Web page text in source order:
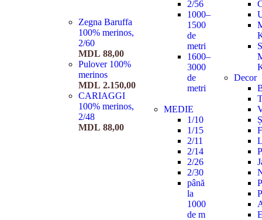
Zegna Baruffa
100% merinos,
2/60
MDL 88,00
Pulover 100%
merinos
MDL 2.150,00
CARIAGGI
100% merinos,
2/48
MDL 88,00
2/56
1000–
1500
de
metri
1600–
3000
de
metri
MEDIE
1/10
1/15
2/11
2/14
2/26
2/30
până
la
1000
de m
Decor